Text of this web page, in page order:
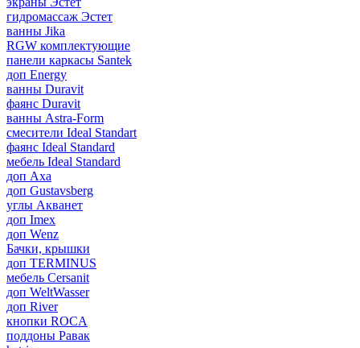
гидромассаж Эстет
ванны Jika
RGW комплектующие
панели каркасы Santek
доп Energy
ванны Duravit
фаянс Duravit
ванны Astra-Form
смесители Ideal Standart
фаянс Ideal Standard
мебель Ideal Standard
доп Axa
доп Gustavsberg
углы Акванет
доп Imex
доп Wenz
Бачки, крышки
доп TERMINUS
мебель Cersanit
доп WeltWasser
доп River
кнопки ROCA
поддоны Равак